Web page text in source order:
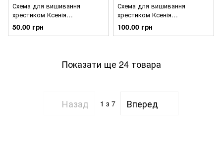
Схема для вишивання
хрестиком Ксенія
Вознесенська Яскраві
парасольки СХ-108КВ
50.00 грн
Схема для вишивання
хрестиком Ксенія
Вознесенська Ягоди
СХ-107КВ
100.00 грн
Показати ще 24 товара
Назад 1 з 7 Вперед